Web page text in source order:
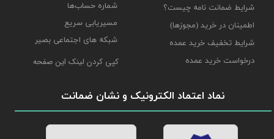
شرایط ضمانت نامه چیست؟
اطمینان در خرید (مجوزها)
شرایط تخفیف خرید عمده
درخواست خرید عمده
نماد اعتماد الکترونیک و نشان ضمانت
شماره حساب‌ها
مسیریابی سریع
شبکه های اجتماعی بصیر
کپی کردن لینک این صفحه